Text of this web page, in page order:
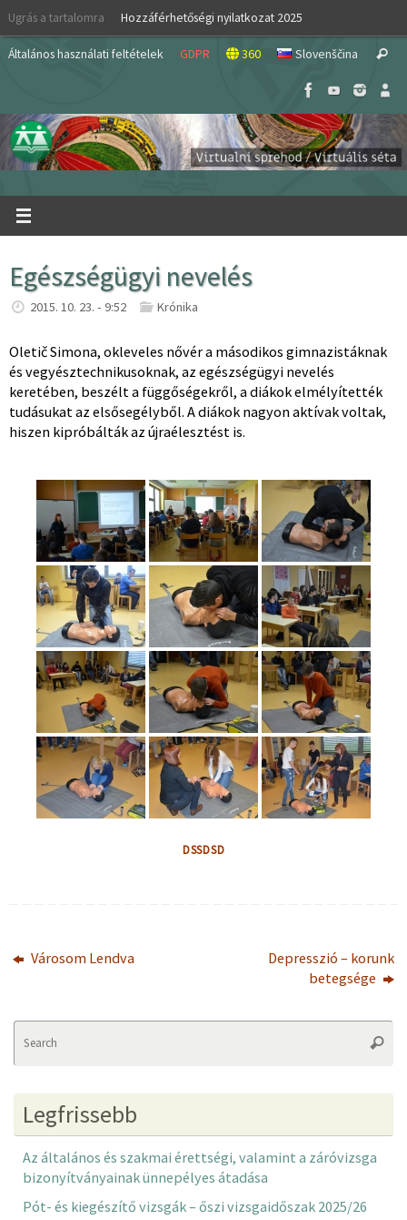
Skip
content
Ugrás a tartalomra Hozzáférhetőségi nyilatkozat 2025
Általános használati feltételek GDPR 360 Slovenščina Search
Egészségügyi nevelés
2015. 10. 23. - 9:52 Krónika
Oletič Simona, okleveles nővér a másodikos gimnazistáknak
és vegyésztechnikusoknak, az egészségügyi nevelés
keretében, beszélt a függőségekről, a diákok elmélyítették
tudásukat az elsősegélyből. A diákok nagyon aktívak voltak,
hiszen kipróbálták az újraélesztést is.
DSSDSD
Városom Lendva
Depresszió – korunk
betegsége
Legfrissebb
Az általános és szakmai érettségi, valamint a záróvizsga
bizonyítványainak ünnepélyes átadása
Pót- és kiegészítő vizsgák – őszi vizsgaidőszak 2025/26